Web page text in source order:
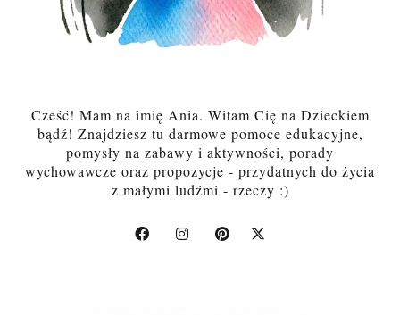
Cześć! Mam na imię Ania. Witam Cię na Dzieckiem
bądź! Znajdziesz tu darmowe pomoce edukacyjne,
pomysły na zabawy i aktywności, porady
wychowawcze oraz propozycje - przydatnych do życia
z małymi ludźmi - rzeczy :)